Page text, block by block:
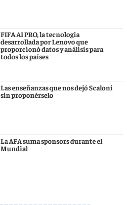
FIFA AI PRO, la tecnología
desarrollada por Lenovo que
proporcionó datos y análisis para
todos los países
Las enseñanzas que nos dejó Scaloni
sin proponérselo
La AFA suma sponsors durante el
Mundial